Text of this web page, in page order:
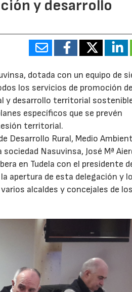
y desarrollo
dotada con un equipo de
los servicios de promoción de
y desarrollo territorial
específicos que se prevén
territorial.
Desarrollo Rural, Medio
Nasuvinsa, José Mª
en Tudela con el presidente
apertura de esta delegación y
alcaldes y concejales de
02/07/2026